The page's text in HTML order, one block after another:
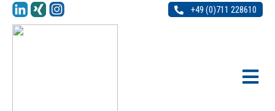
+49 (0)711 228610